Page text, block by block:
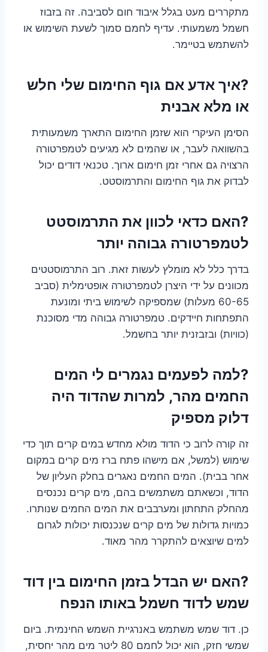
מתקררים מעט בגלל איבוד חום לסביבה. זה בזבוז
חשמל משמעותי. עדיף לחמם סמוך לשעת השימוש או
להשתמש בטיימר.
?איך אדע אם גוף החימום שלי חלש
או מלא אבנית
הסימן העיקרי הוא שזמן החימום התארך משמעותית
בהשוואה לעבר, או שהמים לא מגיעים לטמפרטורה
הרצויה גם אחרי זמן חימום ארוך. טכנאי דודים יכול
לבדוק את גוף החימום והתרמוסטט.
?האם כדאי לכוון את התרמוסטט
לטמפרטורה גבוהה יותר
בדרך כלל לא מומלץ לעשות זאת. רוב התרמוסטטים
מכוונים על ידי היצרן לטמפרטורה אופטימלית (סביב
60-65 מעלות) שמספיקה לשימוש ביתי ומונעת
התפתחות חיידקים. טמפרטורה גבוהה מדי מסוכנת
(כוויות) ובזבזנית יותר בחשמל.
?למה לפעמים נגמרים לי המים
החמים מהר, למרות שהדוד היה
דלוק מספיק
זה קורה לרוב כי הדוד מולא מחדש במים קרים תוך כדי
שימוש (למשל, אם מישהו פתח ברז מים קרים במקום
אחר בבית). המים החמים נאגרים בחלק העליון של
הדוד, וכשאתם משתמשים בהם, מים קרים נכנסים
מהחלק התחתון ומערבבים את המים החמים שנותרו.
כמויות גדולות של מים קרים שנכנסות יכולות לגרום
למים שיוצאים להתקרר מהר מאוד.
?האם יש הבדל בזמן החימום בין דוד
שמש לדוד חשמל באותו הנפח
כן. דוד שמש משתמש באנרגיית השמש החינמית. ביום
שמשי חזק, הוא יכול לחמם 80 ליטר מים מהר יחסית,